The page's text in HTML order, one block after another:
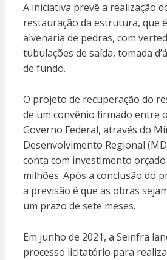
A iniciativa prevê a realização
restauração da estrutura, que
alvenaria de pedras, com
tubulações de saída, tomada
de fundo.
O projeto de recuperação do
de um convênio firmado entre
Governo Federal, através do
Desenvolvimento Regional
conta com investimento orçado
milhões. Após a conclusão do
a previsão é que as obras
um prazo de sete meses.
Em junho de 2021, a Seinfra
processo licitatório para